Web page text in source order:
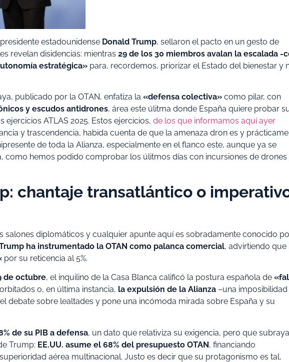
estadounidense Donald Trump, sellaron el pacto en un gesto de
revelan disidencias: mientras 29 de los 30 miembros avalan la escalada -
estratégica» para, recordemos, priorizar el Estado del bienestar y
publicado por la OTAN, enfatiza la «defensa colectiva» como pilar, con
y escudos antidrones, área este úlitma donde España quiere probar
ATLAS 2025. Estos ejercicios, de los que informamos aquí ayer
y trascendencia, habida cuenta de que la amenaza dron es y
de toda la Alianza, especialmente en el flanco este, aunque ya se
como hemos podido comprobar los úlitmos días con incursiones de drones
chantaje transatlántico o
salones diplomáticos y cualquier apunte aquí es sobradamente conocido
ha instrumentado la OTAN como palanca comercial, advirtiendo que
por su reticencia al 5%.
de octubre, el inquilino de la Casa Blanca calificó la postura española de
o, en última instancia, la expulsión de la Alianza –una imposibilidad
debate sobre lealtades y pone una incómoda mirada sobre España y su
de su PIB a defensa, un dato que relativiza su exigencia, pero que
Trump: EE.UU. asume el 68% del presupuesto OTAN, financiando
aérea multinacional. Justo es decir que su protagonismo es tal,